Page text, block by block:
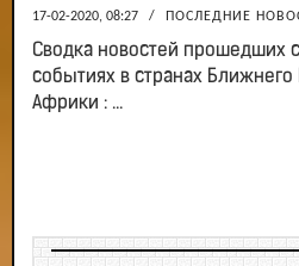
17-02-2020, 08:27 / ПОСЛЕДНИЕ
Сводка новостей прошедших
событиях в странах
Африки : ...